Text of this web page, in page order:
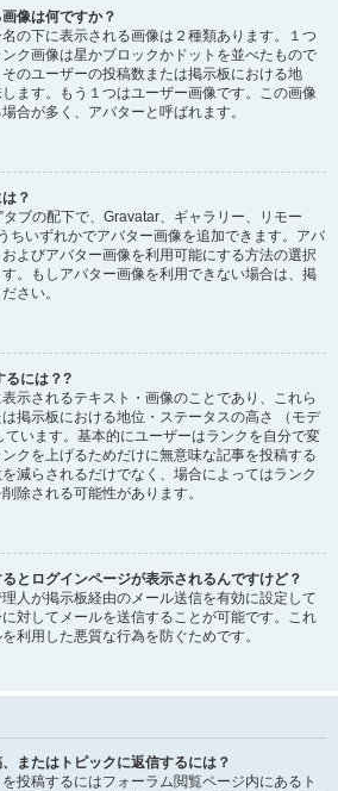
像は何ですか？
の下に表示される画像は２種類あります。１つ
ク画像は星かブロックかドットを並べたもので
のユーザーの投稿数または掲示板における地
ます。もう１つはユーザー画像です。この画像
合が多く、アバターと呼ばれます。
？
ブの配下で、Gravatar、ギャラリー、リモー
ちいずれかでアバター画像を追加できます。アバ
よびアバター画像を利用可能にする方法の選択
。もしアバター画像を利用できない場合は、掲
さい。
るには？?
示されるテキスト・画像のことであり、これら
掲示板における地位・ステータスの高さ （モデ
ています。基本的にユーザーはランクを自分で変
クを上げるためだけに無意味な記事を投稿する
減らされるだけでなく、場合によってはランク
除される可能性があります。
とログインページが表示されるんですけど？
人が掲示板経由のメール送信を有効に設定して
対してメールを送信することが可能です。これ
利用した悪質な行為を防ぐためです。
またはトピックに返信するには？
投稿するにはフォーラム閲覧ページ内にあるト